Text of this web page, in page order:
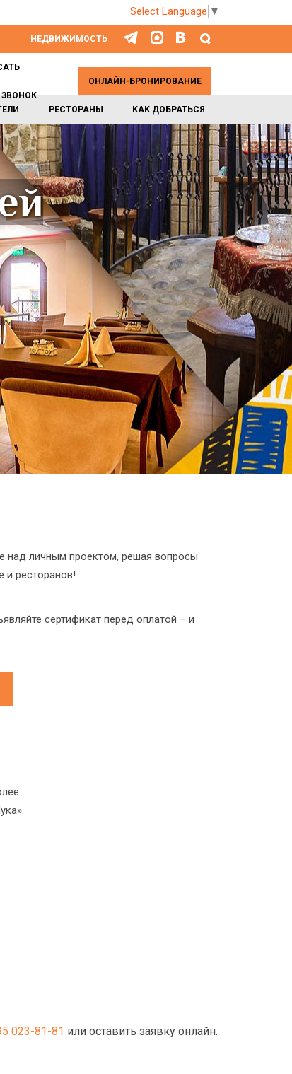
Select Language ▼
НЕДВИЖИМОСТЬ
РЕСТОРАНЫ КАК ДОБРАТЬСЯ
ЗВОНОК
ОНЛАЙН-БРОНИРОВАНИЕ
над личным проектом, решая вопросы
и ресторанов!
сертификат перед оплатой – и
023-81-81 или оставить заявку онлайн.